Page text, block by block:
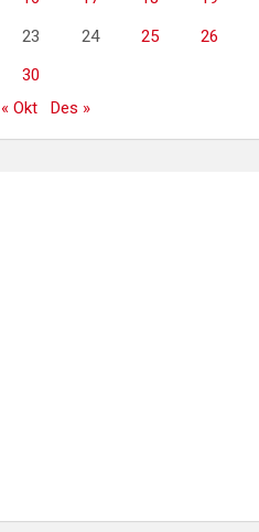
23
24 25 26
30
« Okt
Des »